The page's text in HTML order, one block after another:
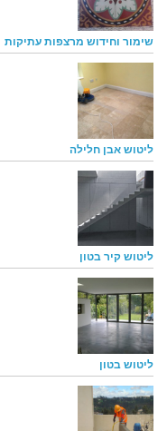
שימור וחידוש מרצפות עתיקות
ליטוש אבן חלילה
ליטוש קיר בטון
ליטוש בטון